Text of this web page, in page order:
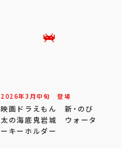
2026年3 月中旬 登場
映画ドラえもん 新・のび
太の海底鬼岩城 ウォータ
ーキーホルダー